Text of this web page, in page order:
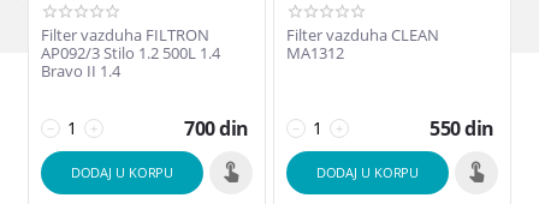
Filter vazduha FILTRON
AP092/3 Stilo 1.2 500L 1.4
Bravo II 1.4
+
− 700din
DODAJ U KORPU
Filter vazduha CLEAN
MA1312
+
− 550din
DODAJ U KORPU